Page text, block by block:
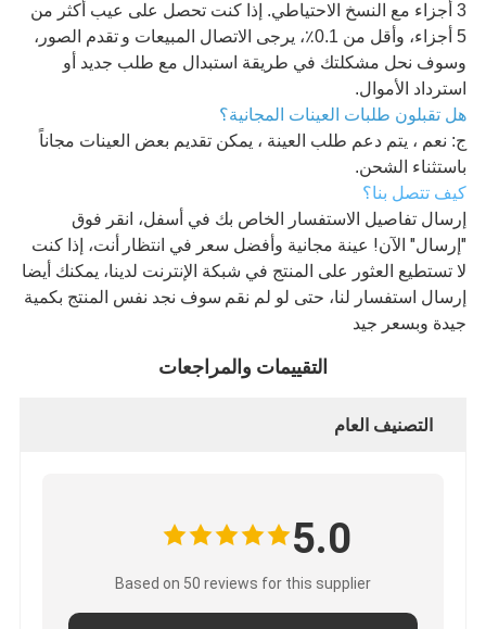
3 أجزاء مع النسخ الاحتياطي. إذا كنت تحصل على عيب أكثر من
5 أجزاء، وأقل من 0.1٪، يرجى الاتصال المبيعات و
تقدم الصور،
وسوف نحل مشكلتك في طريقة استبدال مع طلب جديد أو
استرداد الأموال.
هل تقبلون طلبات العينات المجانية؟
ج: نعم ، يتم دعم طلب العينة ، يمكن تقديم بعض العينات مجاناً
باستثناء الشحن.
كيف تتصل بنا؟
إرسال تفاصيل الاستفسار الخاص بك في أسفل، انقر فوق
"إرسال" الآن! عينة مجانية وأفضل سعر في انتظار
أنت، إذا كنت
لا تستطيع العثور على المنتج في شبكة الإنترنت لدينا، يمكنك أيضا
إرسال استفسار لنا، حتى لو لم نقم سوف نجد نفس المنتج بكمية
جيدة وبسعر جيد
التقييمات والمراجعات
التصنيف العام
5.0
Based on 50 reviews for this supplier